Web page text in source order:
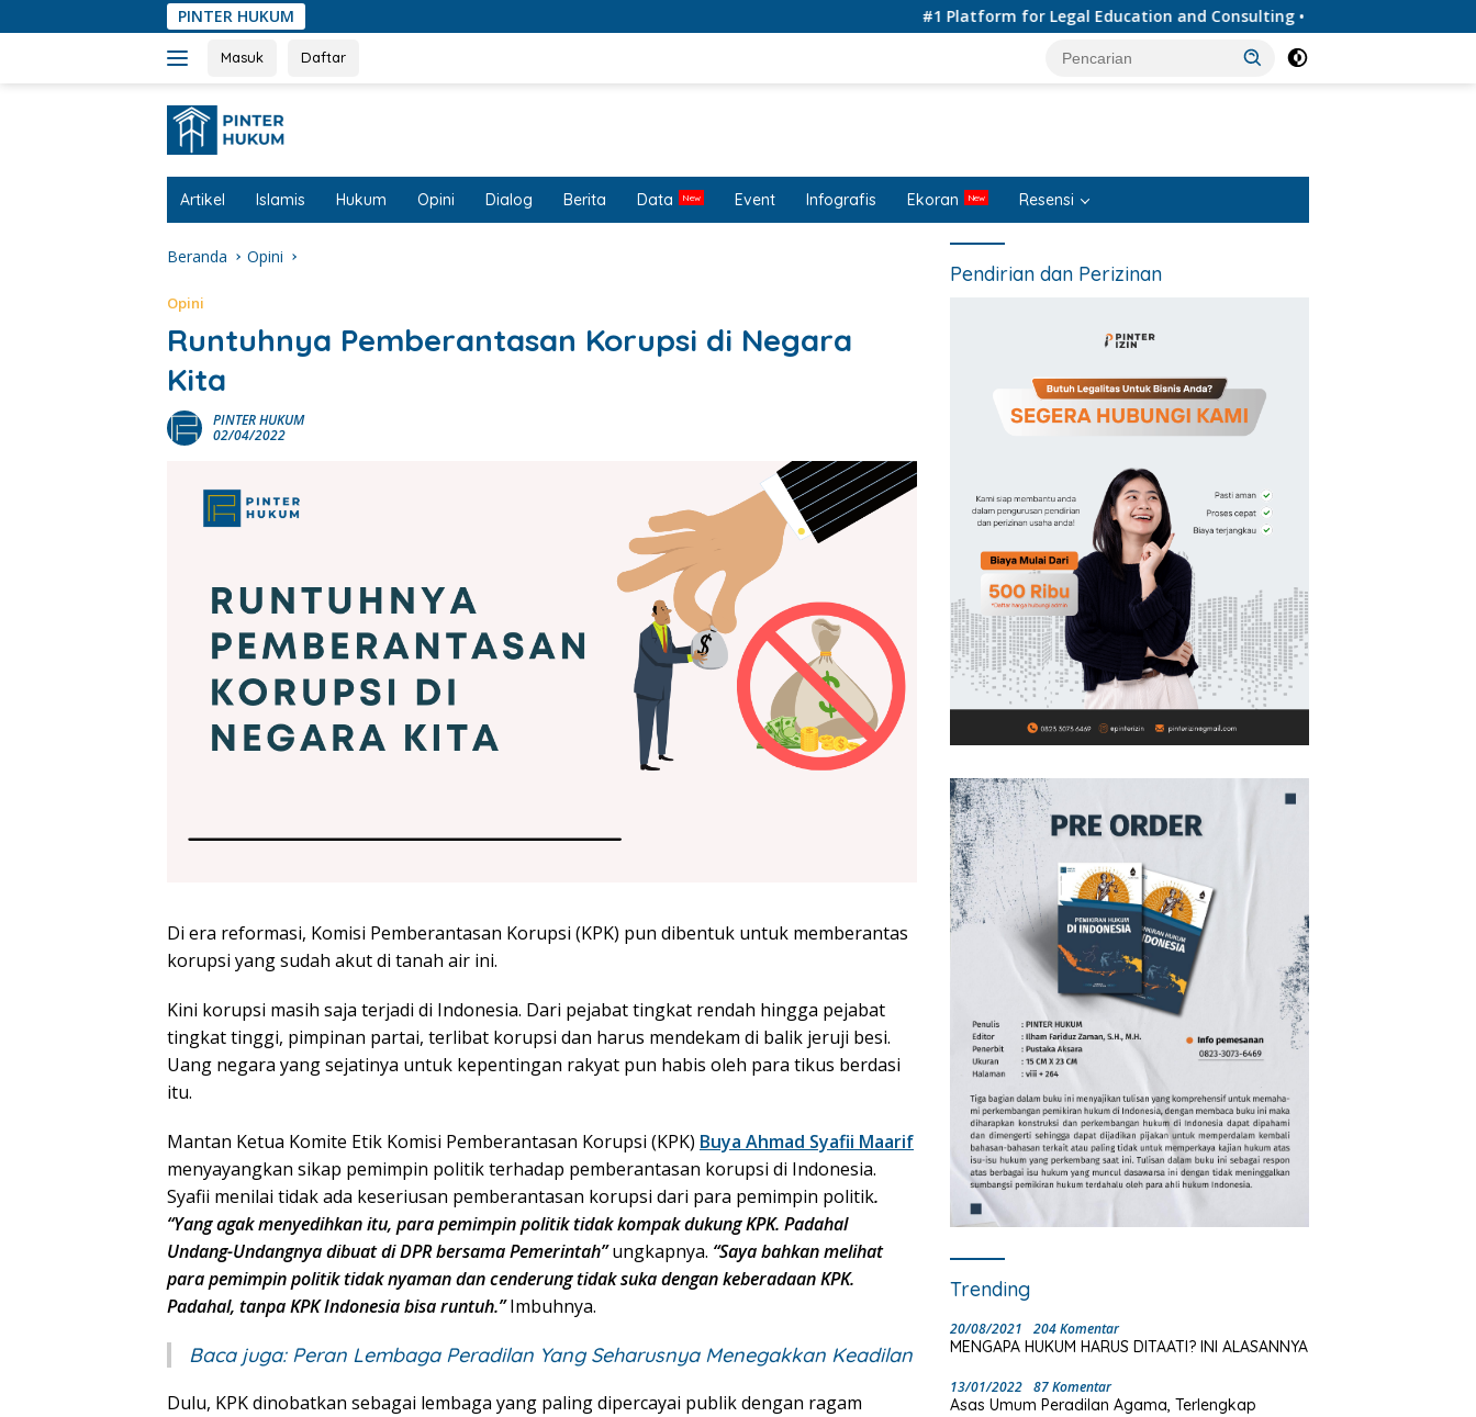
ke
PINTER HUKUM #1 Platform for Legal Education and Consulting • Penyedia Layanan Jasa
Masuk Daftar
Artikel Islamis Hukum Opini Dialog Berita Data Event Infografis Ekoran Resensi
Beranda Opini
Opini
Runtuhnya Pemberantasan Korupsi di Negara
Kita
PINTER HUKUM
02/04/2022
Di era reformasi, Komisi Pemberantasan Korupsi (KPK) pun dibentuk untuk memberantas
korupsi yang sudah akut di tanah air ini.
Kini korupsi masih saja terjadi di Indonesia. Dari pejabat tingkat rendah hingga pejabat
tingkat tinggi, pimpinan partai, terlibat korupsi dan harus mendekam di balik jeruji besi.
Uang negara yang sejatinya untuk kepentingan rakyat pun habis oleh para tikus berdasi
itu.
Mantan Ketua Komite Etik Komisi Pemberantasan Korupsi (KPK) Buya Ahmad Syafii Maarif
menyayangkan sikap pemimpin politik terhadap pemberantasan korupsi di Indonesia.
Syafii menilai tidak ada keseriusan pemberantasan korupsi dari para pemimpin politik.
“Yang agak menyedihkan itu, para pemimpin politik tidak kompak dukung KPK. Padahal
Undang-Undangnya dibuat di DPR bersama Pemerintah”ungkapnya. “Saya bahkan melihat
para pemimpin politik tidak nyaman dan cenderung tidak suka dengan keberadaan KPK.
Padahal, tanpa KPK Indonesia bisa runtuh.”Imbuhnya.
Baca juga: Peran Lembaga Peradilan Yang Seharusnya Menegakkan Keadilan
Dulu, KPK dinobatkan sebagai lembaga yang paling dipercayai publik dengan ragam
Pendirian dan Perizinan
Trending
20/08/2021 204 Komentar
MENGAPA HUKUM HARUS DITAATI? INI ALASANNYA
13/01/2022 87 Komentar
Asas Umum Peradilan Agama, Terlengkap